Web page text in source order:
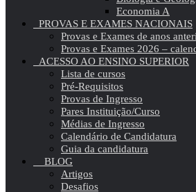
Economia A
PROVAS E EXAMES NACIONAIS
Provas e Exames de anos
Provas e Exames 2026 –
ACESSO AO ENSINO SUPERIOR
Lista de cursos
Pré-Requisitos
Provas de Ingresso
Pares Instituição/Curso
Médias de Ingresso
Calendário de Candidatura
Guia da candidatura
BLOG
Artigos
Desafios